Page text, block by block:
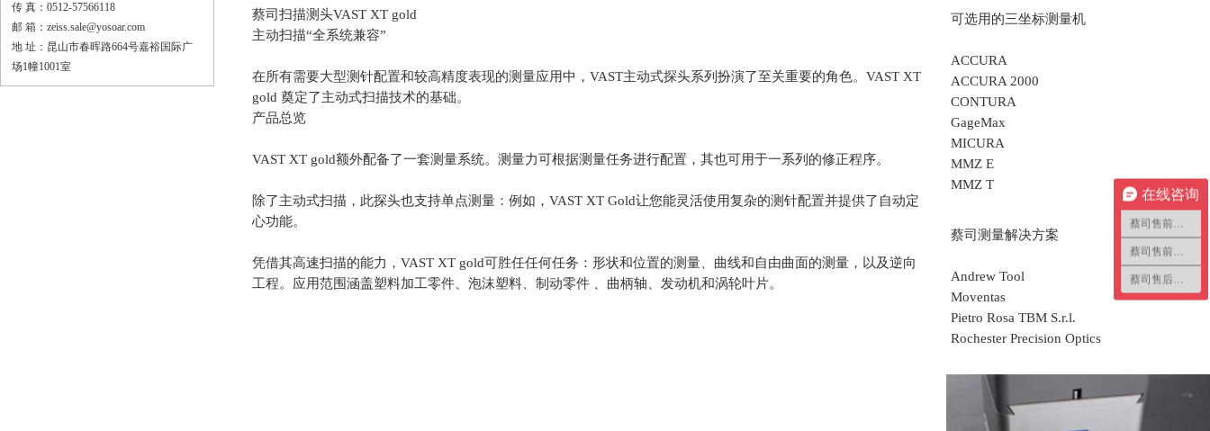
传 真：0512-57566118
邮 箱：zeiss.sale@yosoar.com
地 址：昆山市春晖路664号嘉裕国际广
场1幢1001室
蔡司扫描测头VAST XT gold
主动扫描“全系统兼容”
在所有需要大型测针配置和较高精度表现的测量应用中，VAST主动式探头系列扮演了至关重要的角色。VAST XT
gold 奠定了主动式扫描技术的基础。
产品总览
VAST XT gold额外配备了一套测量系统。测量力可根据测量任务进行配置，其也可用于一系列的修正程序。
除了主动式扫描，此探头也支持单点测量：例如，VAST XT Gold让您能灵活使用复杂的测针配置并提供了自动定
心功能。
凭借其高速扫描的能力，VAST XT gold可胜任任何任务：形状和位置的测量、曲线和自由曲面的测量，以及逆向
工程。应用范围涵盖塑料加工零件、泡沫塑料、制动零件 、曲柄轴、发动机和涡轮叶片。
可选用的三坐标测量机
ACCURA
ACCURA 2000
CONTURA
GageMax
MICURA
MMZ E
MMZ T
蔡司测量解决方案
Andrew Tool
Moventas
Pietro Rosa TBM S.r.l.
Rochester Precision Optics
在线咨询
蔡司售前咨询1
蔡司售前咨询2
蔡司售后咨询